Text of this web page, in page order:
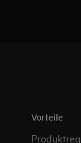
Vorteile